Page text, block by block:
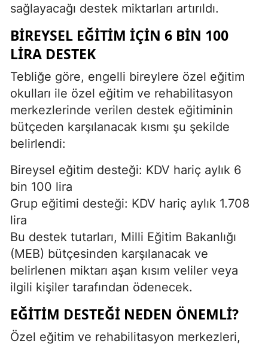
sağlayacağı destek miktarları artırıldı.
BIREYSEL EĞITIM İÇIN 6 BIN 100
LIRA DESTEK
Tebliğe göre, engelli bireylere özel eğitim
okulları ile özel eğitim ve rehabilitasyon
merkezlerinde verilen destek eğitiminin
bütçeden karşılanacak kısmı şu şekilde
belirlendi:
Bireysel eğitim desteği: KDV hariç aylık 6
bin 100 lira
Grup eğitimi desteği: KDV hariç aylık 1.708
lira
Bu destek tutarları, Milli Eğitim Bakanlığı
(MEB) bütçesinden karşılanacak ve
belirlenen miktarı aşan kısım veliler veya
ilgili kişiler tarafından ödenecek.
EĞITIM DESTEĞI NEDEN ÖNEMLI?
Özel eğitim ve rehabilitasyon merkezleri,